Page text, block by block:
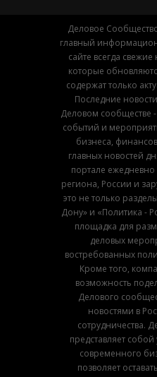
Деловое
главный
сайте всегда
которые
содержат только
Последние
Деловом сообществе
событий и
бизнеса,
главных новостей
портале
региона, России и
это не только
Дону» и «Политика -
площадка для
деловых
востребованных
Кроме того,
возможность
Делового
новостями в
сотрудничества.
представляет
современного
позволяет